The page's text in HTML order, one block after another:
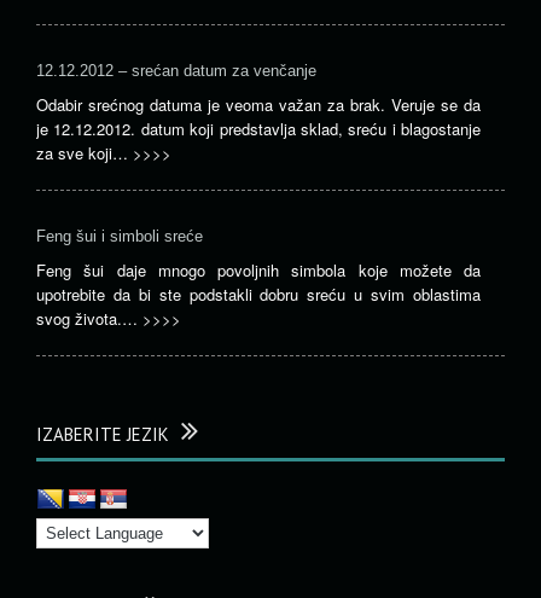
12.12.2012 – srećan datum za venčanje
Odabir srećnog datuma je veoma važan za brak. Veruje se da
je 12.12.2012. datum koji predstavlja sklad, sreću i blagostanje
za sve koji… >>>>
Feng šui i simboli sreće
Feng šui daje mnogo povoljnih simbola koje možete da
upotrebite da bi ste podstakli dobru sreću u svim oblastima
svog života.… >>>>
IZABERITE JEZIK